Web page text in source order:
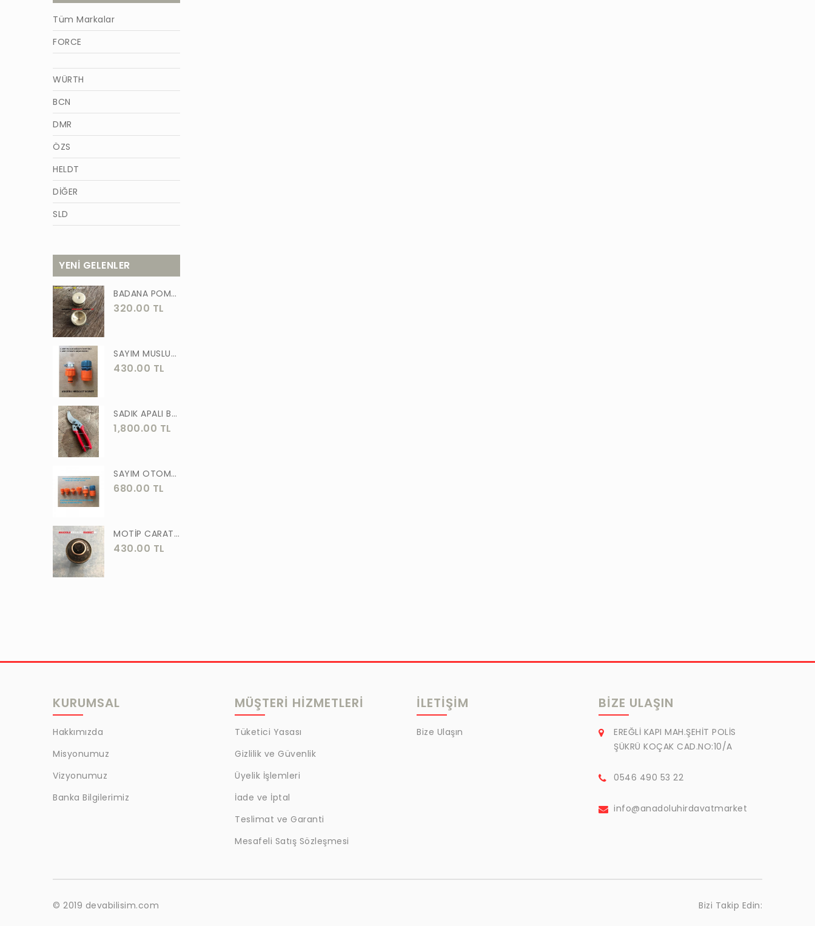
Tüm Markalar
FORCE
WÜRTH
BCN
DMR
ÖZS
HELDT
DİĞER
SLD
TİĞON
WACKER
GÜNER
ÖRS
FORGED
ASLAN
MEŞEM
AKGÜN
MOTİP
STR
ERKUL
ÖZTUTAR
DEKOR
TUDOR
MRC
BİLKAT
BHD
EGM
MYCRAFT
WRT
BEST
YENİ GELENLER
BADANA POMPA UCU PİRİNÇ BADANA POMPASI YAYLI BAŞLIK UÇ 1 ADET
320.00 TL
SAYIM MUSLUK BAĞLANTI ADAPTÖRÜ VE OTOMATİK 2 Lİ SET ADAPTÖR
430.00 TL
SADIK APALI BAĞ BUDAMA MAKASI BİTKİ BUDAMA MAKASI EL YAPIMI
1,800.00 TL
SAYIM OTOMATİK MUSLUK VE BATARYA BAGLANTI ADAPTÖRÜ 6 PARÇA SET
680.00 TL
MOTİP CARAT 400 ML SPREY BOYA SİYAH GRİ ANTRASİT KOYU RENK 7016
430.00 TL
KURUMSAL
Hakkımızda
Misyonumuz
Vizyonumuz
Banka Bilgilerimiz
MÜŞTERİ HİZMETLERİ
Tüketici Yasası
Gizlilik ve Güvenlik
Üyelik İşlemleri
İade ve İptal
Teslimat ve Garanti
Mesafeli Satış Sözleşmesi
İLETİŞİM
Bize Ulaşın
BIZE ULAŞIN
EREĞLİ KAPI MAH.ŞEHİT POLİS
ŞÜKRÜ KOÇAK CAD.NO:10/A
0546 490 53 22
info@anadoluhirdavatmarket
© 2019 devabilisim.com Bizi Takip Edin: